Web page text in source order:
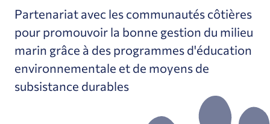
Partenariat avec les communautés côtières
pour promouvoir la bonne gestion du milieu
marin grâce à des programmes d'éducation
environnementale et de moyens de
subsistance durables